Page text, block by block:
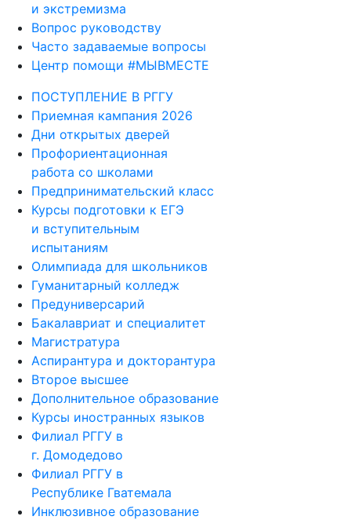
и экстремизма
Вопрос руководству
Часто задаваемые вопросы
Центр помощи #МЫВМЕСТЕ
ПОСТУПЛЕНИЕ В РГГУ
Приемная кампания 2026
Дни открытых дверей
Профориентационная
работа со школами
Предпринимательский класс
Курсы подготовки к ЕГЭ
и вступительным
испытаниям
Олимпиада для школьников
Гуманитарный колледж
Предуниверсарий
Бакалавриат и специалитет
Магистратура
Аспирантура и докторантура
Второе высшее
Дополнительное образование
Курсы иностранных языков
Филиал РГГУ в
г. Домодедово
Филиал РГГУ в
Республике Гватемала
Инклюзивное образование